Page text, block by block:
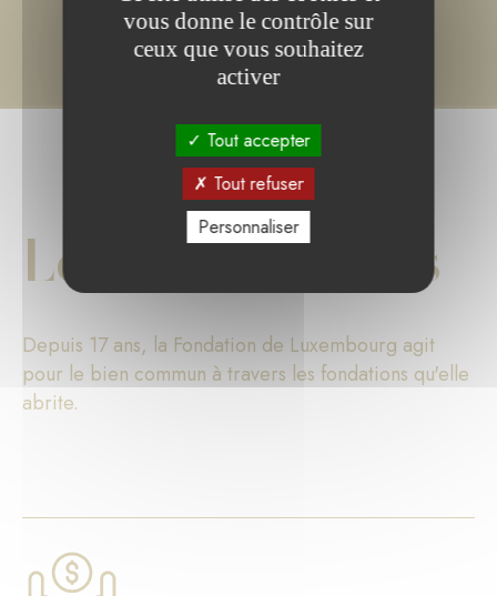
Les chiffres clés
Depuis 17 ans, la Fondation de Luxembourg agit
pour le bien commun à travers les fondations qu'elle
abrite.
vous donne le contrôle sur
ceux que vous souhaitez
activer
Tout accepter
Tout refuser
Personnaliser